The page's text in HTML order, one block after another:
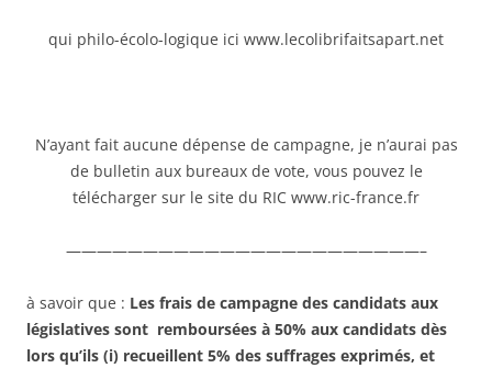
qui philo-écolo-logique ici www.lecolibrifaitsapart.net
N’ayant fait aucune dépense de campagne, je n’aurai pas
de bulletin aux bureaux de vote, vous pouvez le
télécharger sur le site du RIC www.ric-france.fr
———————————————————————–
à savoir que : Les frais de campagne des candidats aux
législatives sont remboursées à 50% aux candidats dès
lors qu’ils (i) recueillent 5% des suffrages exprimés, et